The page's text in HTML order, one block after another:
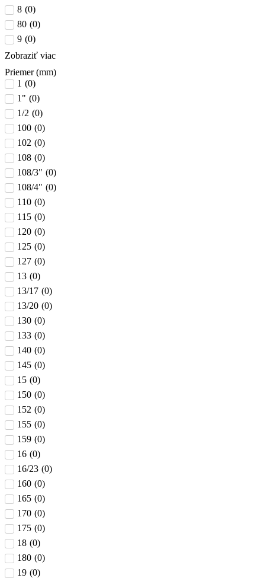
8 (0)
80 (0)
9 (0)
Zobraziť viac
Priemer (mm)
1 (0)
1" (0)
1/2 (0)
100 (0)
102 (0)
108 (0)
108/3" (0)
108/4" (0)
110 (0)
115 (0)
120 (0)
125 (0)
127 (0)
13 (0)
13/17 (0)
13/20 (0)
130 (0)
133 (0)
140 (0)
145 (0)
15 (0)
150 (0)
152 (0)
155 (0)
159 (0)
16 (0)
16/23 (0)
160 (0)
165 (0)
170 (0)
175 (0)
18 (0)
180 (0)
19 (0)